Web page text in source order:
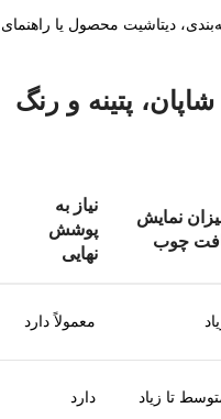
دیتاشیت محصول یا راهنمای
پتینه و رنگ
نمایش
چوب
نیاز به
پوشش
نهایی
معمولاً دارد
تا زیاد دارد